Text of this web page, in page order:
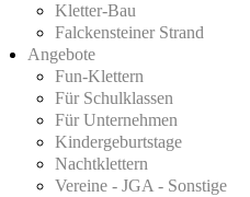
Kletter-Bau
Falckensteiner Strand
Angebote
Fun-Klettern
Für Schulklassen
Für Unternehmen
Kindergeburtstage
Nachtklettern
Vereine - JGA - Sonstige